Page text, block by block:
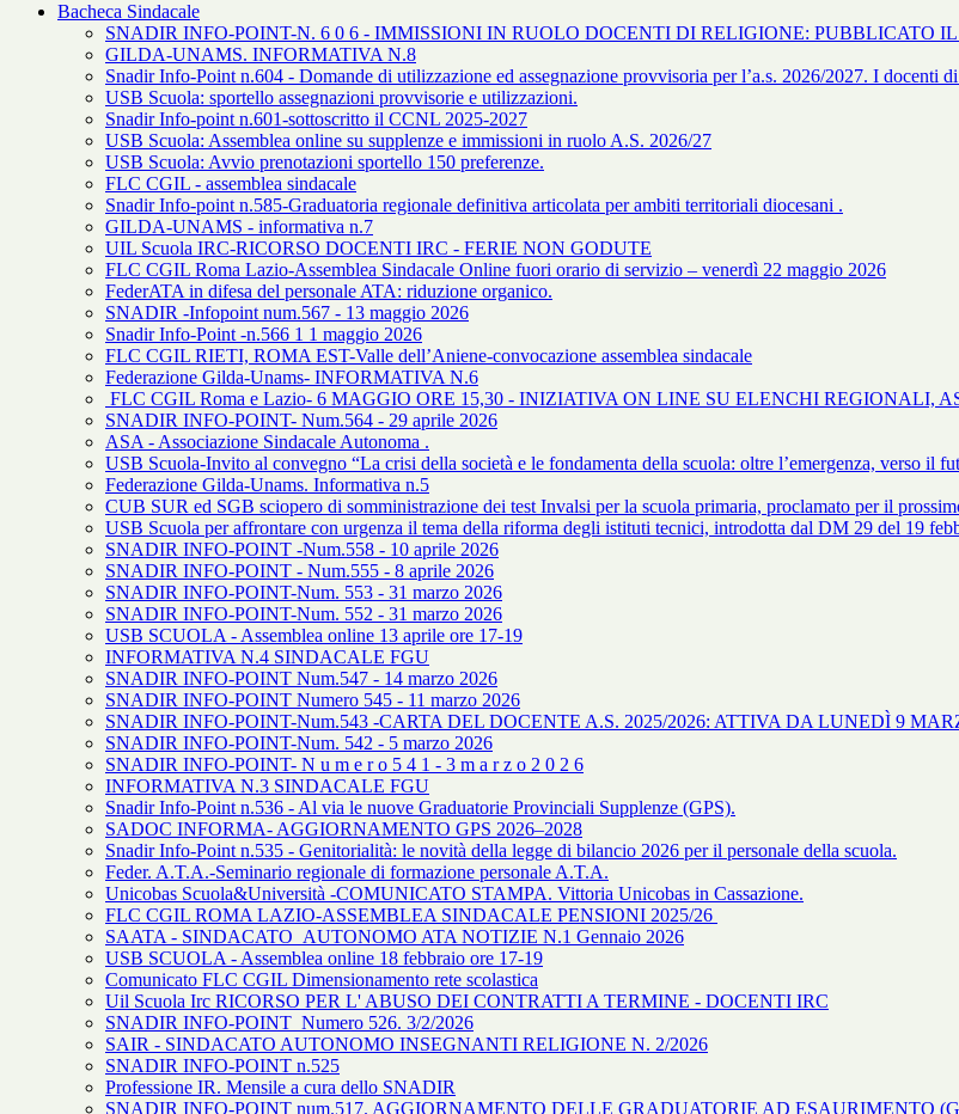
Bacheca Sindacale
SNADIR INFO-POINT-N. 6 0 6 - IMMISSIONI IN RUOLO DOCENTI DI RELIGIONE: PUBBLICATO
GILDA-UNAMS. INFORMATIVA N.8
Snadir Info-Point n.604 - Domande di utilizzazione ed assegnazione provvisoria per l’a.s. 2026/2027. I docenti
USB Scuola: sportello assegnazioni provvisorie e utilizzazioni.
Snadir Info-point n.601-sottoscritto il CCNL 2025-2027
USB Scuola: Assemblea online su supplenze e immissioni in ruolo A.S. 2026/27
USB Scuola: Avvio prenotazioni sportello 150 preferenze.
FLC CGIL - assemblea sindacale
Snadir Info-point n.585-Graduatoria regionale definitiva articolata per ambiti territoriali diocesani .
GILDA-UNAMS - informativa n.7
UIL Scuola IRC-RICORSO DOCENTI IRC - FERIE NON GODUTE
FLC CGIL Roma Lazio-Assemblea Sindacale Online fuori orario di servizio – venerdì 22 maggio 2026
FederATA in difesa del personale ATA: riduzione organico.
SNADIR -Infopoint num.567 - 13 maggio 2026
Snadir Info-Point -n.566 1 1 maggio 2026
FLC CGIL RIETI, ROMA EST-Valle dell’Aniene-convocazione assemblea sindacale
Federazione Gilda-Unams- INFORMATIVA N.6
FLC CGIL Roma e Lazio- 6 MAGGIO ORE 15,30 - INIZIATIVA ON LINE SU ELENCHI REGIONALI,
SNADIR INFO-POINT- Num.564 - 29 aprile 2026
ASA - Associazione Sindacale Autonoma .
USB Scuola-Invito al convegno “La crisi della società e le fondamenta della scuola: oltre l’emergenza, verso il
Federazione Gilda-Unams. Informativa n.5
CUB SUR ed SGB sciopero di somministrazione dei test Invalsi per la scuola primaria, proclamato per il
USB Scuola per affrontare con urgenza il tema della riforma degli istituti tecnici, introdotta dal DM 29 del 19
SNADIR INFO-POINT -Num.558 - 10 aprile 2026
SNADIR INFO-POINT - Num.555 - 8 aprile 2026
SNADIR INFO-POINT-Num. 553 - 31 marzo 2026
SNADIR INFO-POINT-Num. 552 - 31 marzo 2026
USB SCUOLA - Assemblea online 13 aprile ore 17-19
INFORMATIVA N.4 SINDACALE FGU
SNADIR INFO-POINT Num.547 - 14 marzo 2026
SNADIR INFO-POINT Numero 545 - 11 marzo 2026
SNADIR INFO-POINT-Num.543 -CARTA DEL DOCENTE A.S. 2025/2026: ATTIVA DA LUNEDÌ 9
SNADIR INFO-POINT-Num. 542 - 5 marzo 2026
SNADIR INFO-POINT- N u m e r o 5 4 1 - 3 m a r z o 2 0 2 6
INFORMATIVA N.3 SINDACALE FGU
Snadir Info-Point n.536 - Al via le nuove Graduatorie Provinciali Supplenze (GPS).
SADOC INFORMA- AGGIORNAMENTO GPS 2026–2028
Snadir Info-Point n.535 - Genitorialità: le novità della legge di bilancio 2026 per il personale della scuola.
Feder. A.T.A.-Seminario regionale di formazione personale A.T.A.
Unicobas Scuola&Università -COMUNICATO STAMPA. Vittoria Unicobas in Cassazione.
FLC CGIL ROMA LAZIO-ASSEMBLEA SINDACALE PENSIONI 2025/26
SAATA - SINDACATO AUTONOMO ATA NOTIZIE N.1 Gennaio 2026
USB SCUOLA - Assemblea online 18 febbraio ore 17-19
Comunicato FLC CGIL Dimensionamento rete scolastica
Uil Scuola Irc RICORSO PER L' ABUSO DEI CONTRATTI A TERMINE - DOCENTI IRC
SNADIR INFO-POINT Numero 526. 3/2/2026
SAIR - SINDACATO AUTONOMO INSEGNANTI RELIGIONE N. 2/2026
SNADIR INFO-POINT n.525
Professione IR. Mensile a cura dello SNADIR
SNADIR INFO-POINT num.517. AGGIORNAMENTO DELLE GRADUATORIE AD ESAURIMENTO